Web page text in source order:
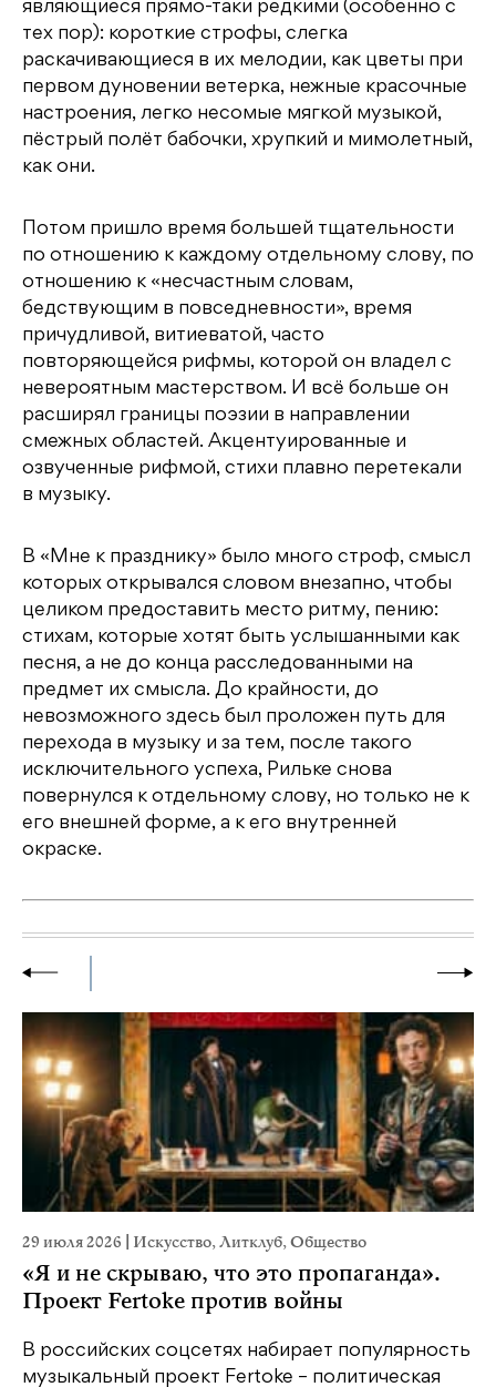
являющиеся прямо-таки редкими (особенно с
тех пор): короткие строфы, cлегка
раскачивающиеся в их мелодии, как цветы при
первом дуновении ветерка, нежные красочные
настроения, легко несомые мягкой музыкой,
пёстрый полёт бабочки, хрупкий и мимолетный,
как они.
Потом пришло время большей тщательности
по отношению к каждому отдельному слову, по
отношению к «несчастным словам,
бедствующим в повседневности», время
причудливой, витиеватой, часто
повторяющейся рифмы, которой он владел с
невероятным мастерством. И всё больше он
расширял границы поэзии в направлении
смежных областей. Акцентуированные и
озвученные рифмой, стихи плавно перетекали
в музыку.
В «Мне к празднику» было много строф, смысл
которых открывался словом внезапно, чтобы
целиком предоставить место ритму, пению:
стихам, которые хотят быть услышанными как
песня, а не до конца расследованными на
предмет их смысла. До крайности, до
невозможного здесь был проложен путь для
перехода в музыку и за тем, после такого
исключительного успеха, Рильке снова
повернулся к отдельному слову, но только не к
его внешней форме, а к его внутренней
окраске.
29 июля 2026 Искусство,Литклуб,Общество
«Я и не скрываю, что это пропаганда».
Проект Fertoke против войны
В российских соцсетях набирает популярность
музыкальный проект Fertoke – политическая